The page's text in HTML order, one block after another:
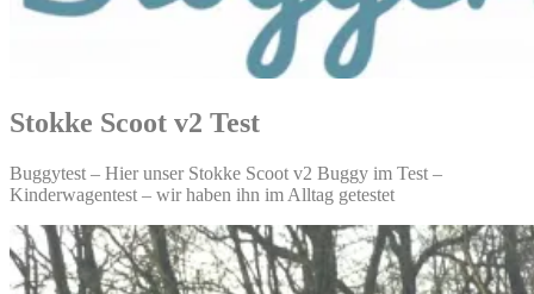
Stokke Scoot v2 Test
Buggytest – Hier unser Stokke Scoot v2 Buggy im Test –
Kinderwagentest – wir haben ihn im Alltag getestet